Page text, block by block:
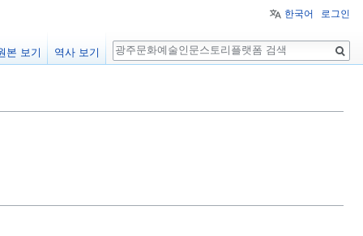
한국어 로그인
본 보기 역사 보기
검
색